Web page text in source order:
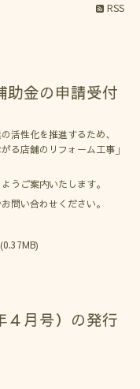
RSS
助金の申請受付
活性化を推進するため、
る店舗のリフォーム工事」
うご案内いたします。
問い合わせください。
(0.37MB)
４月号）の発行